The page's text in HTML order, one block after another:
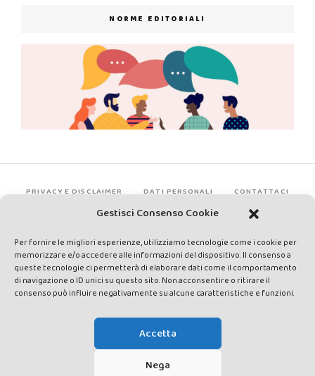
Gestisci Consenso Cookie
Per fornire le migliori esperienze, utilizziamo tecnologie come i cookie per
memorizzare e/o accedere alle informazioni del dispositivo. Il consenso a
queste tecnologie ci permetterà di elaborare dati come il comportamento
di navigazione o ID unici su questo sito. Non acconsentire o ritirare il
consenso può influire negativamente su alcune caratteristiche e funzioni.
Accetta
Nega
NORME EDITORIALI
PRIVACY E DISCLAIMER DATI PERSONALI CONTATTACI
rights reserved - Testata registrata presso il Tribunale di Siena con
autorizzazione n°1 del 12/04/2014 - Direttrice Responsabile: Chiara
Cacace - E-mail: direzione@lavaldichiana.it - Editore: Valdichiana
Media Srl – P.IVA e C.F. 01377300528 –